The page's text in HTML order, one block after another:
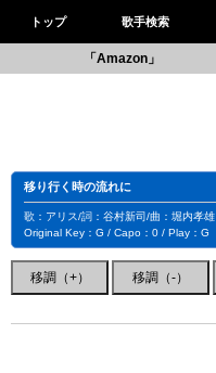
トップ 歌手検索
「Amazon」
移り行く時の流れに
歌：アリス/詞：谷村新司/曲：堀内孝雄
Original Key：G / Capo：0 / Play：G